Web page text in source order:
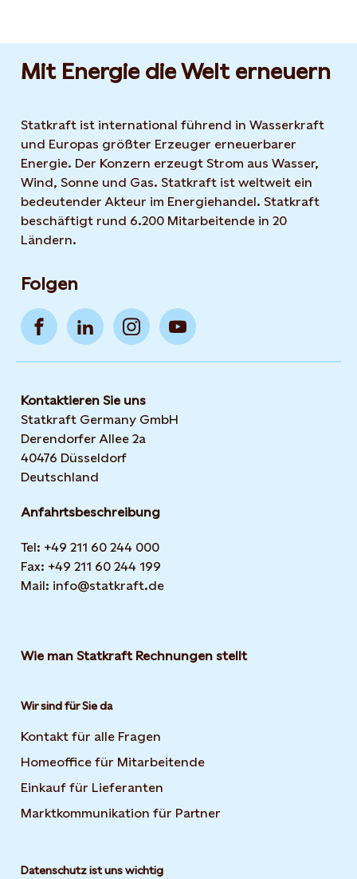
Mit Energie die Welt erneuern
Statkraft ist international führend in Wasserkraft
und Europas größter Erzeuger erneuerbarer
Energie. Der Konzern erzeugt Strom aus Wasser,
Wind, Sonne und Gas. Statkraft ist weltweit ein
bedeutender Akteur im Energiehandel. Statkraft
beschäftigt rund 6.200 Mitarbeitende in 20
Ländern.
Folgen
Kontaktieren Sie uns
Statkraft Germany GmbH
Derendorfer Allee 2a
40476 Düsseldorf
Deutschland
Anfahrtsbeschreibung
Tel: +49 211 60 244 000
Fax: +49 211 60 244 199
Mail: info@statkraft.de
Wie man Statkraft Rechnungen stellt
Wir sind für Sie da
Kontakt für alle Fragen
Homeoffice für Mitarbeitende
Einkauf für Lieferanten
Marktkommunikation für Partner
Datenschutz ist uns wichtig